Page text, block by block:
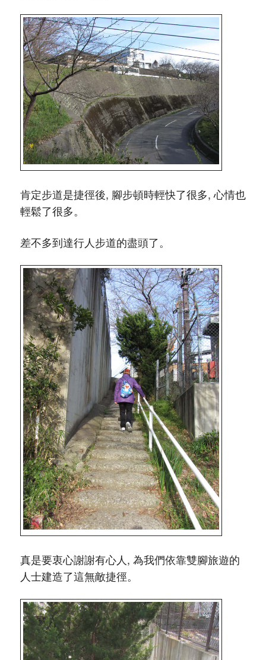
肯定步道是捷徑後, 腳步頓時輕快了很多, 心情也
輕鬆了很多。
差不多到達行人步道的盡頭了。
真是要衷心謝謝有心人, 為我們依靠雙腳旅遊的
人士建造了這無敵捷徑。